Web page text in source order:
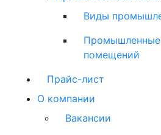
Виды
помещений
Прайс-лист
О компании
Вакансии